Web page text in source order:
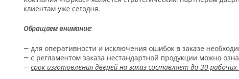
клиентам уже сегодня.
Обращаем внимание:
— для оперативности и исключения ошибок в заказе
— с регламентом заказа нестандартной продукции можно
— срок изготовления дверей на заказ составляет до 30 рабочих
Конструкция
Цаговые
Филенчатые